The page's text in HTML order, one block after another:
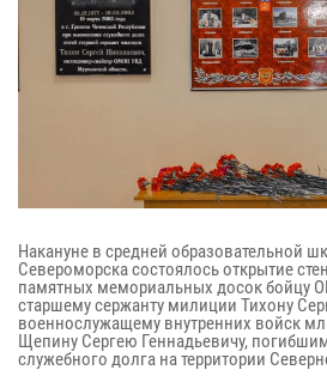
Накануне в средней образовательной
Североморска состоялось открытие
памятных мемориальных досок бойцу
старшему сержанту милиции Тихону
военнослужащему внутренних войск
Щепину Сергею Геннадьевичу,
служебного долга на территории